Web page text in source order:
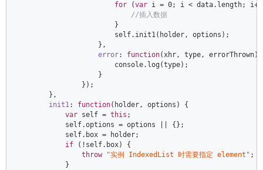
for (var i = 0; i < data.length;
//插入数据
                        }
                        self.init1(holder, options);
                    },
error: function(xhr, type, errorThrown)
console.log(type);
                    }
                });
        },
init1: function( holder, options ) {
var self = this ;
            self.options = options || {};
            self.box = holder;
if (!self.box) {
throw
"实例 IndexedList 时需要指定 element" ;
            }